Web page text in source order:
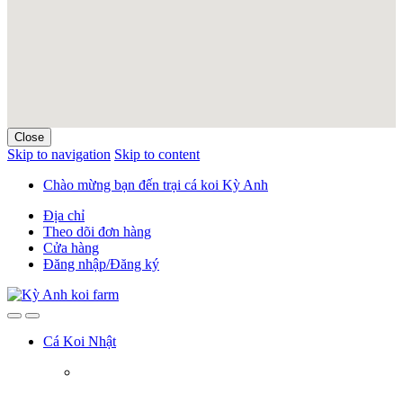
Close
Skip to navigation Skip to content
Chào mừng bạn đến trại cá koi Kỳ Anh
Địa chỉ
Theo dõi đơn hàng
Cửa hàng
Đăng nhập/Đăng ký
Cá Koi Nhật